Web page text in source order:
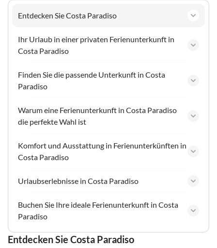
Entdecken Sie Costa Paradiso
Ihr Urlaub in einer privaten Ferienunterkunft in
Costa Paradiso
Finden Sie die passende Unterkunft in Costa
Paradiso
Warum eine Ferienunterkunft in Costa Paradiso
die perfekte Wahl ist
Komfort und Ausstattung in Ferienunterkünften in
Costa Paradiso
Urlaubserlebnisse in Costa Paradiso
Buchen Sie Ihre ideale Ferienunterkunft in Costa
Paradiso
Entdecken Sie Costa Paradiso